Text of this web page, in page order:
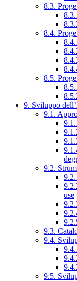
8.3.
8.4.
8.5.
9. Sviluppo
9.1.
9.2.
use
9.3.
9.4.
9.5.